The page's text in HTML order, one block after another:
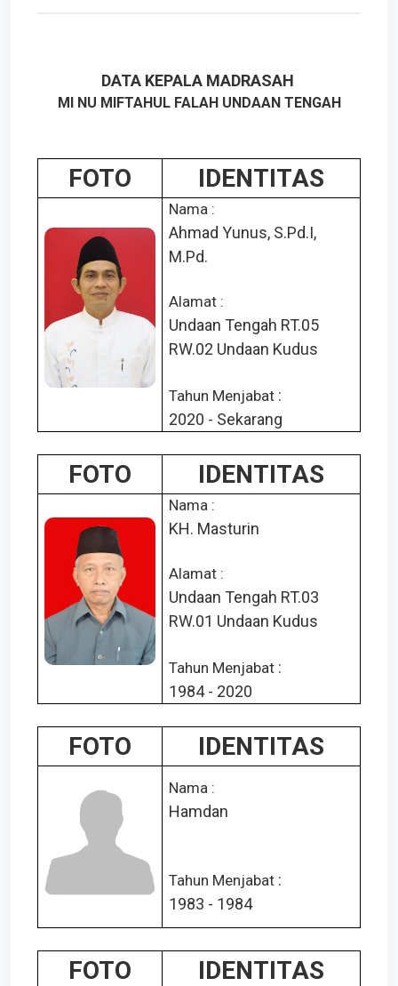
DATA KEPALA MADRASAH
MI NU MIFTAHUL FALAH UNDAAN TENGAH
FOTO IDENTITAS
Nama :
Ahmad Yunus, S.Pd.I,
M.Pd.
Alamat :
Undaan Tengah RT.05
RW.02 Undaan Kudus
Tahun Menjabat :
2020 - Sekarang
FOTO IDENTITAS
Nama :
KH. Masturin
Alamat :
Undaan Tengah RT.03
RW.01 Undaan Kudus
Tahun Menjabat :
1984 - 2020
FOTO IDENTITAS
Nama :
Hamdan
Tahun Menjabat :
1983 - 1984
FOTO IDENTITAS